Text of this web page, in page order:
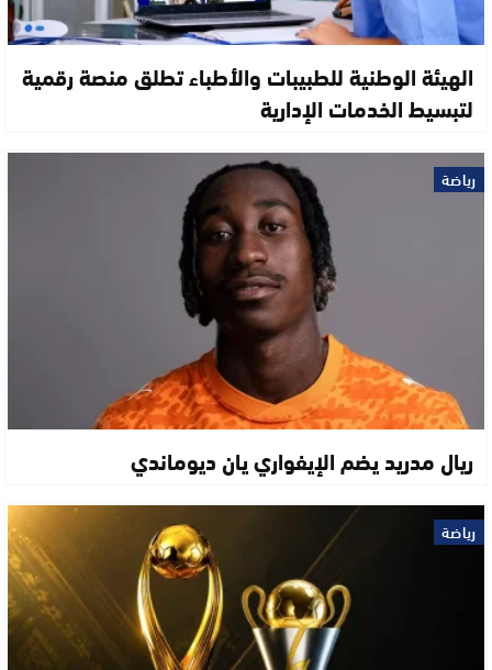
الهيئة الوطنية للطبيبات والأطباء تطلق منصة رقمية
لتبسيط الخدمات الإدارية
رياضة
ريال مدريد يضم الإيفواري يان ديوماندي
رياضة